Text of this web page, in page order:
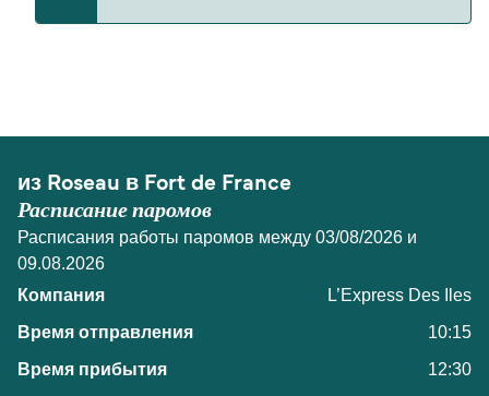
из Roseau в Fort de France
Расписание паромов
Расписания работы паромов между 03/08/2026 и
09.08.2026
L’Express Des Iles
10:15
12:30